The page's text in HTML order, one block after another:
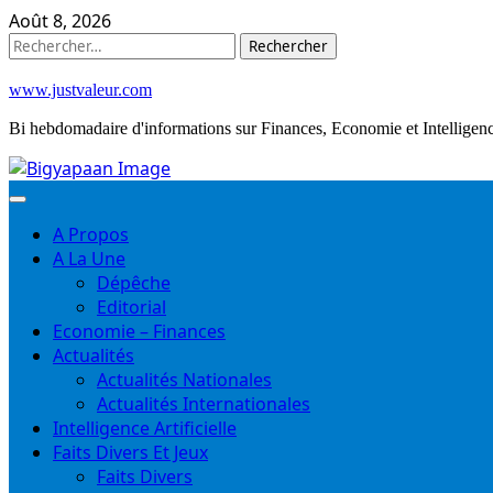
Skip
to
Août 8, 2026
Rechercher :
www.justvaleur.com
Bi hebdomadaire d'informations sur Finances, Economie et
A Propos
A La Une
Dépêche
Editorial
Economie – Finances
Actualités
Actualités Nationales
Actualités Internationales
Intelligence Artificielle
Faits Divers Et Jeux
Faits Divers